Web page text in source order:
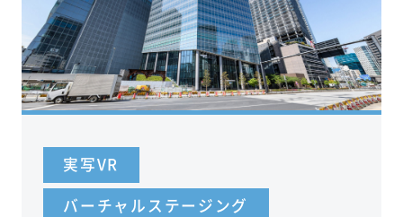
実写VR
バーチャルステージング